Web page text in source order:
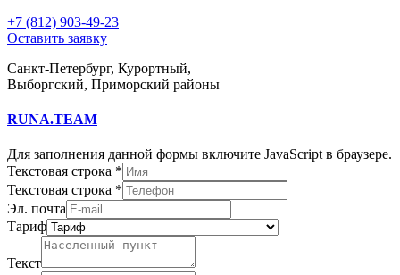
+7 (812) 903-49-23
Оставить заявку
Санкт-Петербург, Курортный,
Выборгский, Приморский районы
RUNA.TEAM
Для заполнения данной формы включите JavaScript в браузере.
Текстовая строка *
Текстовая строка *
Эл. почта
строка
Тариф
Тариф
Текст